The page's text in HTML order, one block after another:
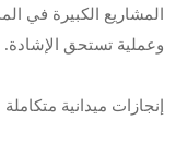
المشاريع الكبيرة في
وعملية تستحق الإشادة.
إنجازات ميدانية متكاملة